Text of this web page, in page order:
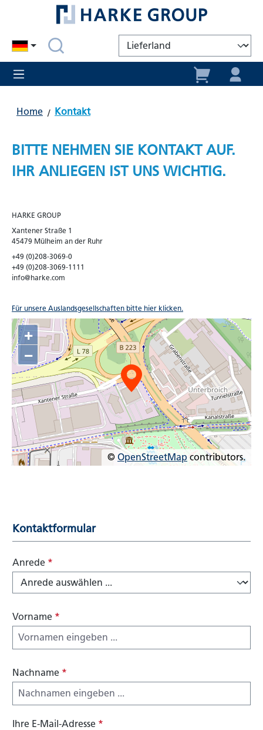
Home Kontakt
BITTE NEHMEN SIE KONTAKT AUF.
IHR ANLIEGEN IST UNS WICHTIG.
HARKE GROUP
Xantener Straße 1
45479 Mülheim an der Ruhr
+49 (0)208-3069-0
+49 (0)208-3069-1111
info@harke.com
Für unsere Auslandsgesellschaften bitte hier klicken.
+
−
© OpenStreetMapcontributors.
Kontaktformular
Anrede *
Vorname *
Nachname *
Ihre E-Mail-Adresse *